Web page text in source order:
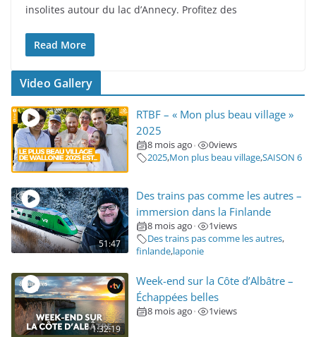
insolites autour du lac d’Annecy. Profitez des
Read More
Video Gallery
RTBF – « Mon plus beau village »
2025
8 mois ago • 0views
2025,Mon plus beau village,SAISON 6
51:47
Des trains pas comme les autres –
immersion dans la Finlande
8 mois ago • 1views
Des trains pas comme les autres,
finlande,laponie
1:32:19
Week-end sur la Côte d’Albâtre –
Échappées belles
8 mois ago • 1views